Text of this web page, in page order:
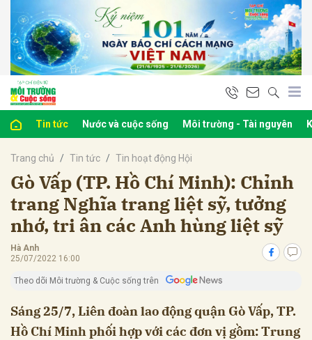
Tin tức Nước và cuộc sống Môi trường - Tài nguyên
Trang chủ Tin tức Tin hoạt động Hội
Gò Vấp (TP. Hồ Chí Minh): Chỉnh
trang Nghĩa trang liệt sỹ, tưởng
nhớ, tri ân các Anh hùng liệt sỹ
Hà Anh
25/07/2022 16:00
Theo dõi Môi trường & Cuộc sống trên
Sáng 25/7, Liên đoàn lao động quận Gò Vấp, TP.
Hồ Chí Minh phối hợp với các đơn vị gồm: Trung
luận
Hủy